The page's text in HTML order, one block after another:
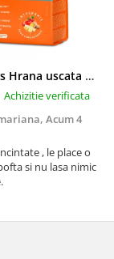
Club 4 Paws Hrana uscata pisici sterilizate, 2kg
Achizitie verificata
Acum 4
, le place o
si nu lasa nimic